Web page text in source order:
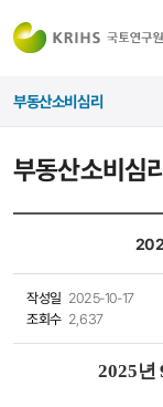
부동산소비심리
부동산소비심리
작성일 2025-10-17
조회수 2,637
2025년